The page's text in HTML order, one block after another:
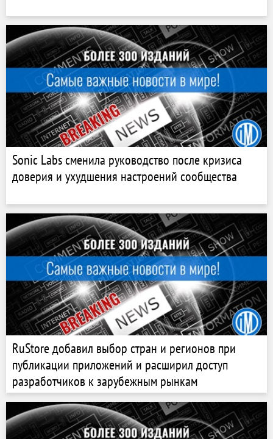
Sonic Labs сменила руководство после кризиса
доверия и ухудшения настроений сообщества
RuStore добавил выбор стран и регионов при
публикации приложений и расширил доступ
разработчиков к зарубежным рынкам